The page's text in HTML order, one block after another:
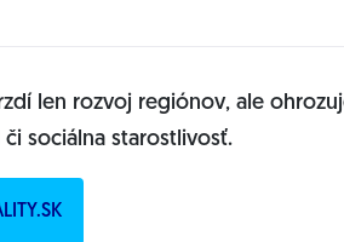
len rozvoj regiónov, ale
sociálna starostlivosť.